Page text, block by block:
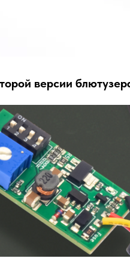
версии